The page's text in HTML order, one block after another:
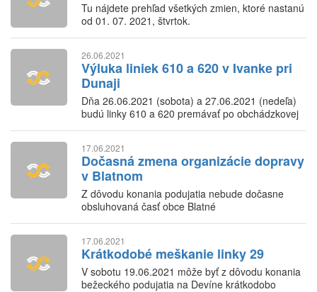
Tu nájdete prehľad všetkých zmien, ktoré nastanú
od 01. 07. 2021, štvrtok.
26.06.2021
Výluka liniek 610 a 620 v Ivanke pri
Dunaji
Dňa 26.06.2021 (sobota) a 27.06.2021 (nedeľa)
budú linky 610 a 620 premávať po obchádzkovej
17.06.2021
Dočasná zmena organizácie dopravy
v Blatnom
Z dôvodu konania podujatia nebude dočasne
obsluhovaná časť obce Blatné
17.06.2021
Krátkodobé meškanie linky 29
V sobotu 19.06.2021 môže byť z dôvodu konania
bežeckého podujatia na Devíne krátkodobo